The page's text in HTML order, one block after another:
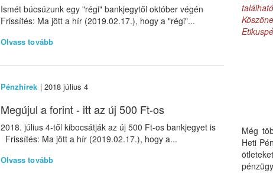
Ismét búcsúzunk egy "régi" bankjegytől október végén
Frissítés: Ma jött a hír (2019.02.17.), hogy a "régi"...
Olvass tovább
Pénzhírek | 2018 július 4
Megújul a forint - itt az új 500 Ft-os
2018. július 4-től kibocsátják az új 500 Ft-os bankjegyet is
Frissítés: Ma jött a hír (2019.02.17.), hogy a...
Olvass tovább
Még
Heti